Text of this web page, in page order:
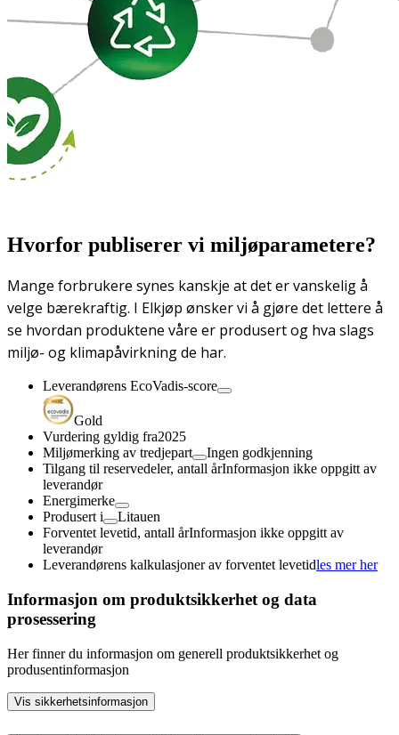
Hvorfor publiserer vi miljøparametere?
Mange forbrukere synes kanskje at det er vanskelig å
velge bærekraftig. I Elkjøp ønsker vi å gjøre det lettere å
se hvordan produktene våre er produsert og hva slags
miljø- og klimapåvirkning de har.
Leverandørens EcoVadis-score
Gold
Vurdering gyldig fra2025
Miljømerking av tredjepart
Ingen godkjenning
Tilgang til reservedeler, antall årInformasjon ikke oppgitt av
leverandør
Energimerke
Produsert i
Litauen
Forventet levetid, antall årInformasjon ikke oppgitt av
leverandør
Leverandørens kalkulasjoner av forventet levetidles mer her
Informasjon om produktsikkerhet og data
prosessering
Her finner du informasjon om generell produktsikkerhet og
produsentinformasjon
Vis sikkerhetsinformasjon